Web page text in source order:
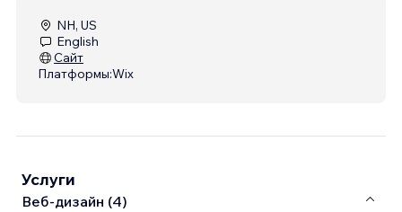
NH, US
English
Сайт
Платформы:Wix
Услуги
Веб-дизайн (4)